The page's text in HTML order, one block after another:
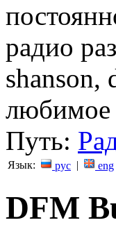
радио
shanson,
любимое
Путь:
Язык: рус | eng
DFM